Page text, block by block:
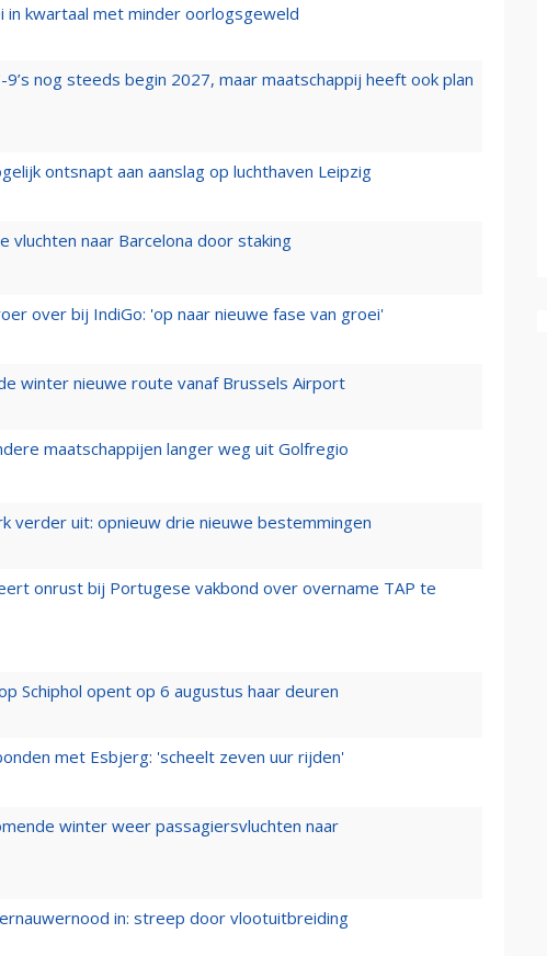
in kwartaal met minder oorlogsgeweld
nog steeds begin 2027, maar maatschappij heeft ook plan
ontsnapt aan aanslag op luchthaven Leipzig
vluchten naar Barcelona door staking
over bij IndiGo: 'op naar nieuwe fase van groei'
winter nieuwe route vanaf Brussels Airport
maatschappijen langer weg uit Golfregio
verder uit: opnieuw drie nieuwe bestemmingen
onrust bij Portugese vakbond over overname TAP te
Schiphol opent op 6 augustus haar deuren
met Esbjerg: 'scheelt zeven uur rijden'
winter weer passagiersvluchten naar
in: streep door vlootuitbreiding